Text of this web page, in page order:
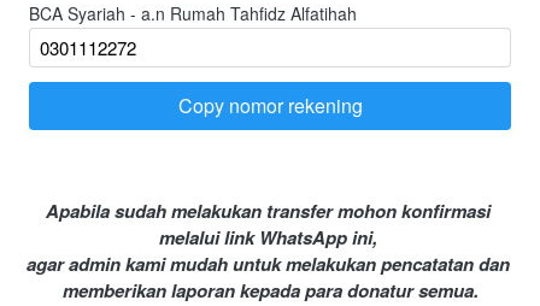
BCA Syariah - a.n Rumah Tahfidz Alfatihah
`
Copy nomor rekening
Apabila sudah melakukan transfer mohon konfirmasi
melalui link WhatsApp ini,
agar admin kami mudah untuk melakukan pencatatan dan
memberikan laporan kepada para donatur semua.